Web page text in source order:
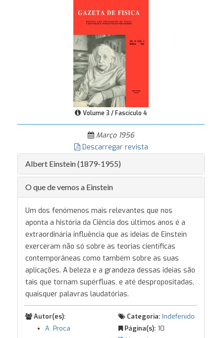
Volume 3 / Fascículo 4
Março 1956
Descarregar revista
Albert Einstein (1879-1955)
O que de vemos a Einstein
Um dos fenómenos mais relevantes que nos
aponta a história da Ciência dos últimos anos é a
extraordinária influência que as ideias de Einstein
exerceram não só sobre as teorias científicas
contemporâneas como também sobre as suas
aplicações. A beleza e a grandeza dessas ideias são
tais que tornam supérfluas, e até despropositadas,
quaisquer palavras laudatórias.
Autor(es):
A. Proca
Categoria: Indefenido
Página(s): 10